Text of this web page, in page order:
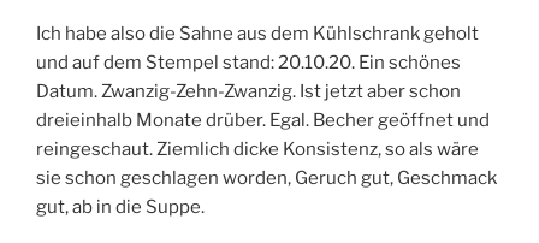
Ich habe also die Sahne aus dem Kühlschrank geholt
und auf dem Stempel stand: 20.10.20. Ein schönes
Datum. Zwanzig-Zehn-Zwanzig. Ist jetzt aber schon
dreieinhalb Monate drüber. Egal. Becher geöffnet und
reingeschaut. Ziemlich dicke Konsistenz, so als wäre
sie schon geschlagen worden, Geruch gut, Geschmack
gut, ab in die Suppe.